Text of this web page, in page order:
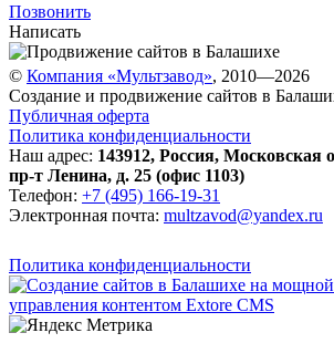
Позвонить
Написать
© Компания «Мультзавод», 2010—2026
Создание и продвижение сайтов в
Публичная оферта
Политика конфиденциальности
Наш адрес: 143912, Россия, Московская
пр-т Ленина, д. 25 (офис 1103)
Телефон: +7 (495) 166-19-31
Электронная почта: multzavod@yandex.ru
Политика конфиденциальности